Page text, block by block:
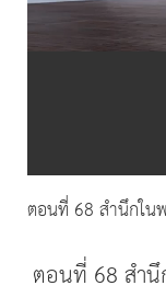
ตอนที่ 68 สำนึกใ
ตอนที่ 68 สำ